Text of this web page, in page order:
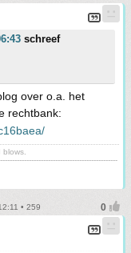
schreef
over o.a. het
rechtbank:
• 259